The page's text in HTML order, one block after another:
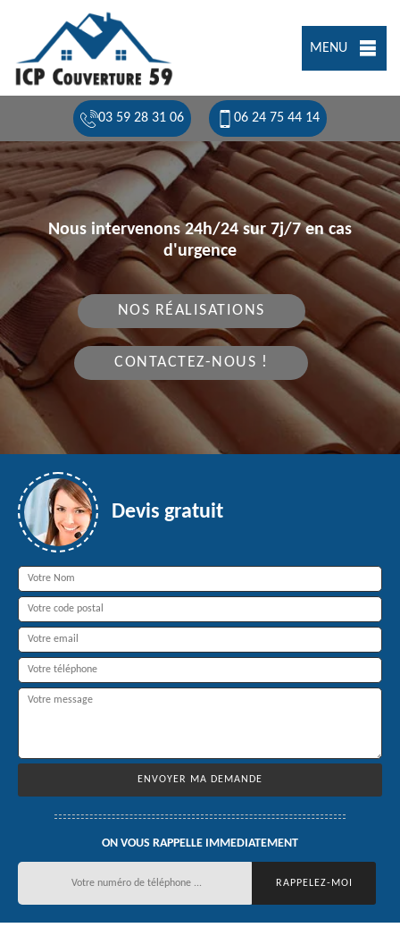
MENU
03 59 28 31 06 06 24 75 44 14
Nous intervenons 24h/24 sur 7j/7 en cas
d'urgence
NOS RÉALISATIONS
CONTACTEZ-NOUS !
Devis gratuit
ON VOUS RAPPELLE IMMEDIATEMENT